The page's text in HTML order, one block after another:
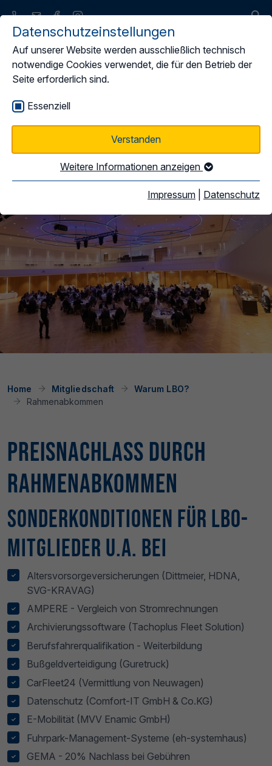
Datenschutzeinstellungen
Auf unserer Website werden ausschließlich technisch
notwendige Cookies verwendet, die für den Betrieb der
Seite erforderlich sind.
Essenziell
Verstanden
Weitere Informationen anzeigen
Impressum Datenschutz
Rahmenabkommen
Home Mitgliedschaft
Warum LBO?
Rahmenabkommen
Preisnachlass durch
Rahmenabkommen
Sonderkonditionen für LBO-
Mitglieder u.a. bei
Altersvorsorgeversicherungen (Dittmeier, HDNA,
SVG-KRAVAG)
AMPERE - Vergleich von Stromrechnungen
Archivierungssoftware (Tachoplus Fleet Solution)
Berufsfahrerqualifikation - Weiterbildung
Bußgeldverteidigung (Guretruck)
CarFleet24 (Vermittlung von Neuwagen)
Datenschutz (Comfort-IT GmbH & Co.KG)
E-Mobilität (MVV Enamic GmbH)
Fuhrpark-Management-Systeme (eh-systemhaus)
GEMA - 20% Nachlass bei Gebühren